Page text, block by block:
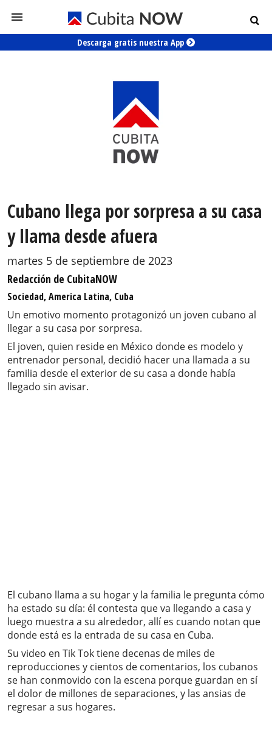
Descarga gratis nuestra App
Cubano llega por sorpresa a su casa
y llama desde afuera
martes 5 de septiembre de 2023
Redacción de CubitaNOW
Sociedad, America Latina, Cuba
Un emotivo momento protagonizó un joven cubano al
llegar a su casa por sorpresa.
El joven, quien reside en México donde es modelo y
entrenador personal, decidió hacer una llamada a su
familia desde el exterior de su casa a donde había
llegado sin avisar.
El cubano llama a su hogar y la familia le pregunta cómo
ha estado su día: él contesta que va llegando a casa y
luego muestra a su alrededor, allí es cuando notan que
donde está es la entrada de su casa en Cuba.
Su video en Tik Tok tiene decenas de miles de
reproducciones y cientos de comentarios, los cubanos
se han conmovido con la escena porque guardan en sí
el dolor de millones de separaciones, y las ansias de
regresar a sus hogares.